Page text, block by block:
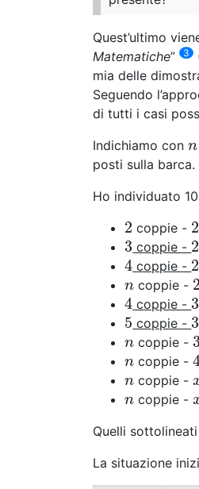
Quest’ultimo
Matematiche” 3
mia delle
Seguendo
di tutti i casi
Indichiamo con n
n
posti sulla barca.
Ho individuato
2
2 coppie - 2
2
3
3 coppie - 2
2
4
4 coppie - 2
2
n
ncoppie - 2
2
4
4 coppie - 3
3
5
5 coppie - 3
3
n
ncoppie - 3
3
n
ncoppie -
n
ncoppie - x
n
ncoppie - x
Quelli
La situazione